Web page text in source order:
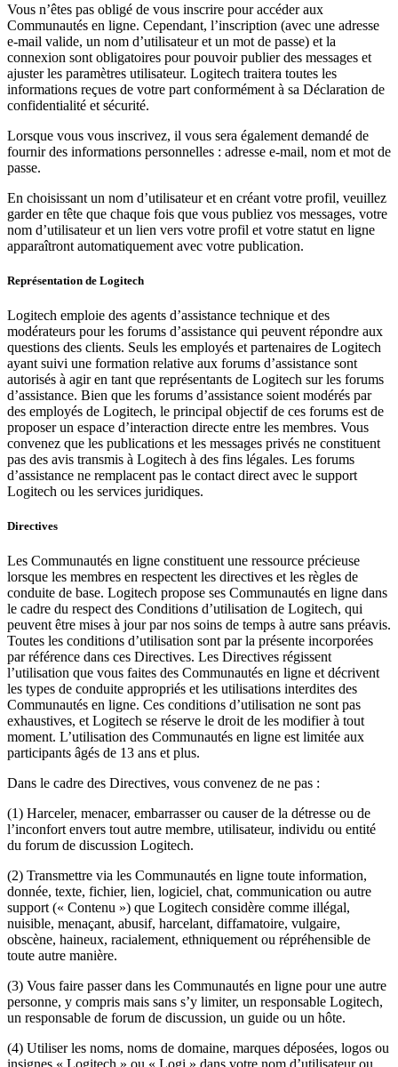
Vous n’êtes pas obligé de vous inscrire pour accéder aux
Communautés en ligne. Cependant, l’inscription (avec une adresse
e-mail valide, un nom d’utilisateur et un mot de passe) et la
connexion sont obligatoires pour pouvoir publier des messages et
ajuster les paramètres utilisateur. Logitech traitera toutes les
informations reçues de votre part conformément à sa Déclaration de
confidentialité et sécurité.
Lorsque vous vous inscrivez, il vous sera également demandé de
fournir des informations personnelles : adresse e-mail, nom et mot de
passe.
En choisissant un nom d’utilisateur et en créant votre profil, veuillez
garder en tête que chaque fois que vous publiez vos messages, votre
nom d’utilisateur et un lien vers votre profil et votre statut en ligne
apparaîtront automatiquement avec votre publication.
Représentation de Logitech
Logitech emploie des agents d’assistance technique et des
modérateurs pour les forums d’assistance qui peuvent répondre aux
questions des clients. Seuls les employés et partenaires de Logitech
ayant suivi une formation relative aux forums d’assistance sont
autorisés à agir en tant que représentants de Logitech sur les forums
d’assistance. Bien que les forums d’assistance soient modérés par
des employés de Logitech, le principal objectif de ces forums est de
proposer un espace d’interaction directe entre les membres. Vous
convenez que les publications et les messages privés ne constituent
pas des avis transmis à Logitech à des fins légales. Les forums
d’assistance ne remplacent pas le contact direct avec le support
Logitech ou les services juridiques.
Directives
Les Communautés en ligne constituent une ressource précieuse
lorsque les membres en respectent les directives et les règles de
conduite de base. Logitech propose ses Communautés en ligne dans
le cadre du respect des Conditions d’utilisation de Logitech, qui
peuvent être mises à jour par nos soins de temps à autre sans préavis.
Toutes les conditions d’utilisation sont par la présente incorporées
par référence dans ces Directives. Les Directives régissent
l’utilisation que vous faites des Communautés en ligne et décrivent
les types de conduite appropriés et les utilisations interdites des
Communautés en ligne. Ces conditions d’utilisation ne sont pas
exhaustives, et Logitech se réserve le droit de les modifier à tout
moment. L’utilisation des Communautés en ligne est limitée aux
participants âgés de 13 ans et plus.
Dans le cadre des Directives, vous convenez de ne pas :
(1) Harceler, menacer, embarrasser ou causer de la détresse ou de
l’inconfort envers tout autre membre, utilisateur, individu ou entité
du forum de discussion Logitech.
(2) Transmettre via les Communautés en ligne toute information,
donnée, texte, fichier, lien, logiciel, chat, communication ou autre
support (« Contenu ») que Logitech considère comme illégal,
nuisible, menaçant, abusif, harcelant, diffamatoire, vulgaire,
obscène, haineux, racialement, ethniquement ou répréhensible de
toute autre manière.
(3) Vous faire passer dans les Communautés en ligne pour une autre
personne, y compris mais sans s’y limiter, un responsable Logitech,
un responsable de forum de discussion, un guide ou un hôte.
(4) Utiliser les noms, noms de domaine, marques déposées, logos ou